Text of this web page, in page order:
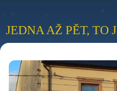
JEDNA AŽ PĚT, TO